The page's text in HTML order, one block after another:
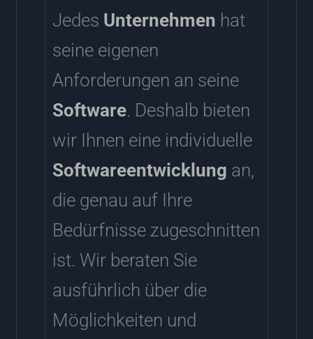
Jedes Unternehmen hat
seine eigenen
Anforderungen an seine
Software. Deshalb bieten
wir Ihnen eine individuelle
Softwareentwicklung an,
die genau auf Ihre
Bedürfnisse zugeschnitten
ist. Wir beraten Sie
ausführlich über die
Möglichkeiten und